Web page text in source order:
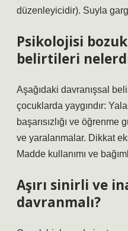
düzenleyicidir). Suyla
Psikolojisi
belirtileri
Aşağıdaki davranışsal
çocuklarda yaygındır:
başarısızlığı ve öğrenme
ve yaralanmalar. Dikkat
Madde kullanımı ve
Aşırı sinirli ve
davranmalı?